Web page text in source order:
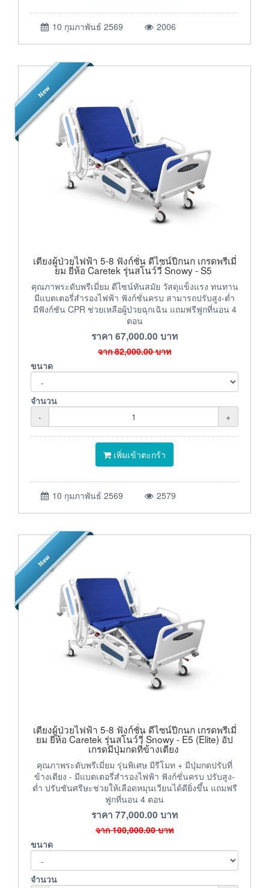
10 กุมภาพันธ์ 2569 2006
New
เตียงผู้ป่วยไฟฟ้า 5-8 ฟังก์ชั่น ดีไซน์ปีกนก เกรดพรีเมี่
ยม ยี่ห้อ Caretek รุ่นสโนว์วี่ Snowy - S5
คุณภาพระดับพรีเมี่ยม ดีไซน์ทันสมัย วัสดุแข็งแรง ทนทาน
มีแบตเตอรี่สำรองไฟฟ้า ฟังก์ชั่นครบ สามารถปรับสูง-ต่ำ
มีฟังก์ชัน CPR ช่วยเหลือผู้ป่วยฉุกเฉิน แถมฟรีฟูกที่นอน 4
ตอน
ราคา 67,000.00 บาท
จาก82,000.00บาท
ขนาด
จำนวน
-
+
เพิ่มเข้าตะกร้า
10 กุมภาพันธ์ 2569 2579
New
เตียงผู้ป่วยไฟฟ้า 5-8 ฟังก์ชั่น ดีไซน์ปีกนก เกรดพรีเมี่
ยม ยี่ห้อ Caretek รุ่นสโนว์วี่ Snowy - E5 (Elite) อัป
เกรดมีปุ่มกดที่ข้างเตียง
คุณภาพระดับพรีเมี่ยม รุ่นพิเศษ มีรีโมท + มีปุ่มกดปรับที่
ข้างเตียง - มีแบตเตอรี่สำรองไฟฟ้า ฟังก์ชั่นครบ ปรับสูง-
ต่ำ ปรับชันศรีษะช่วยให้เลือดหมุนเวียนได้ดียิ่งขึ้น แถมฟรี
ฟูกที่นอน 4 ตอน
ราคา 77,000.00 บาท
จาก100,000.00บาท
ขนาด
จำนวน